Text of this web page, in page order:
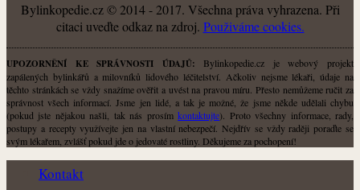
Bylinkopedie.cz © 2014 - 2017. Všechna práva vyhrazena. Při
citaci uveďte odkaz na zdroj. Použiváme cookies.
UPOZORNĚNÍ KE SPRÁVNOSTI ÚDAJŮ: Bylinkopedie.cz je webový projekt
zapálených bylinkářů a milovníků lidového léčitelství. Ačkoliv nejsme lékaři, údaje na
těchto stránkách se vždy snažíme ověřit a uvést na pravou míru. Přesto nemůžeme ručit za
správnost všech informací. Jsme jen lidé, a tak je možné, že jsme někde udělali chybu
(pokud jste nějakou našli, tak nás prosímkontaktujte). Proto všechny informace, rady,
postupy a recepty využívejte jen na vlastní nebezpečí. Nejdřív se vždy raději poraďte se
svým lékařem, zvlášť pokud jde o jedovaté rostliny. Děkujeme za pochopení!
Kontakt